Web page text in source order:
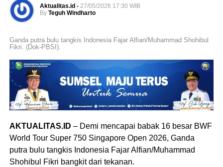
Aktualitas.id - 27/05/2026 17:30 WIB
By Teguh Windharto
Ganda putra bulu tangkis Indonesia Fajar Alfian/Muhammad Shohibul
Fikri. (Dok-PBSI).
AKTUALITAS.ID – Demi mencapai babak 16 besar BWF
World Tour Super 750 Singapore Open 2026, Ganda
putra bulu tangkis Indonesia Fajar Alfian/Muhammad
Shohibul Fikri bangkit dari tekanan.